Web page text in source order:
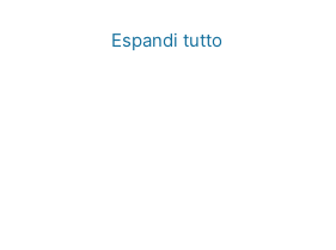
Espandi tutto